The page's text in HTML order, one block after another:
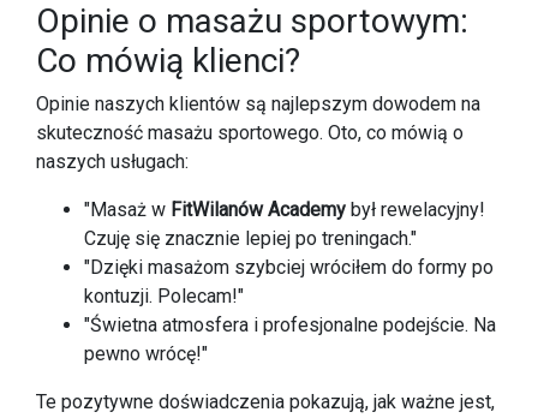
Opinie o masażu sportowym:
Co mówią klienci?
Opinie naszych klientów są najlepszym dowodem na
skuteczność masażu sportowego. Oto, co mówią o
naszych usługach:
"Masaż w FitWilanów Academy był rewelacyjny!
Czuję się znacznie lepiej po treningach."
"Dzięki masażom szybciej wróciłem do formy po
kontuzji. Polecam!"
"Świetna atmosfera i profesjonalne podejście. Na
pewno wrócę!"
Te pozytywne doświadczenia pokazują, jak ważne jest,